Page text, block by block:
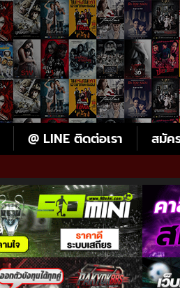
@ LINE ติดต่อเรา สมัค